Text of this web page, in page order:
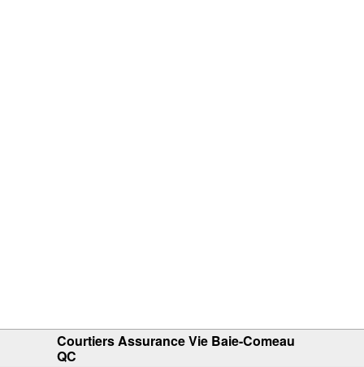
Courtiers Assurance Vie Baie-Comeau
QC